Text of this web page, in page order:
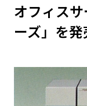
オフィス
ーズ」を発